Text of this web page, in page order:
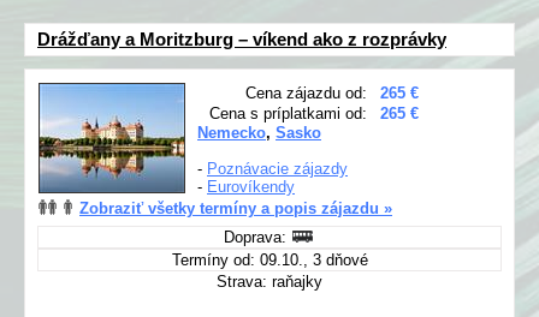
Drážďany a Moritzburg – víkend ako z rozprávky
Cena zájazdu od:
265 €
Cena s príplatkami od:
265 €
Nemecko, Sasko
- Poznávacie zájazdy
- Eurovíkendy
Zobraziť všetky termíny a popis zájazdu »
Doprava:
Termíny od: 09.10., 3 dňové
Strava: raňajky